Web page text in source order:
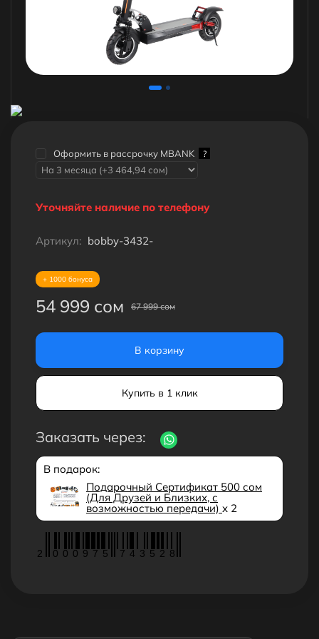
Оформить в рассрочку MBANK ?
Уточняйте наличие по телефону
Артикул: bobby-3432-
+ 1000 бонуса
54 999 сом 67 999 сом
В корзину
Купить в 1 клик
Заказать через:
В подарок:
Подарочный Сертификат 500 сом
(Для Друзей и Близких, с
возможностью передачи) x 2
2 0 0 0 9 7 5 7 4 3 5 2 8